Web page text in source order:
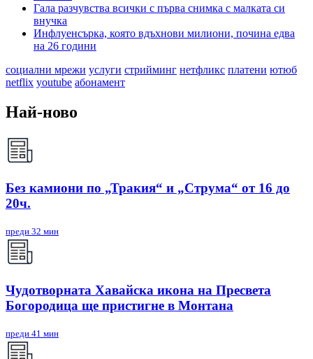
Гала разчувства всички с първа снимка с малката си
внучка
Инфлуенсърка, която вдъхнови милиони, почина едва
на 26 години
социални мрежи услуги стрийминг нетфликс платени ютюб
netflix youtube абонамент
Най-ново
Без камиони по „Тракия“ и „Струма“ от 16 до
20ч.
преди 32 мин
Чудотворната Хавайска икона на Пресвета
Богородица ще пристигне в Монтана
преди 41 мин